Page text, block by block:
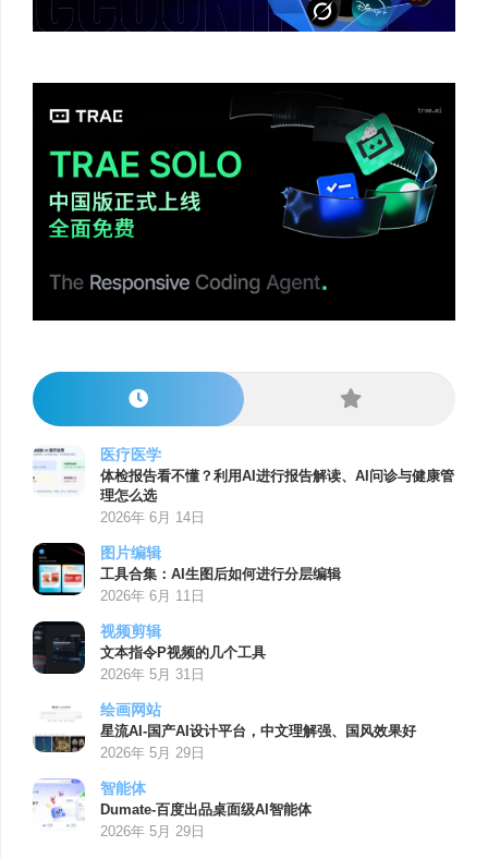
医疗医学
体检报告看不懂？利用AI进行报告解读、AI问诊与健康管
理怎么选
2026年 6月 14日
图片编辑
工具合集：AI生图后如何进行分层编辑
2026年 6月 11日
视频剪辑
文本指令P视频的几个工具
2026年 5月 31日
绘画网站
星流AI-国产AI设计平台，中文理解强、国风效果好
2026年 5月 29日
智能体
Dumate-百度出品桌面级AI智能体
2026年 5月 29日